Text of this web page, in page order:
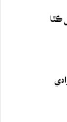
ڪٿا